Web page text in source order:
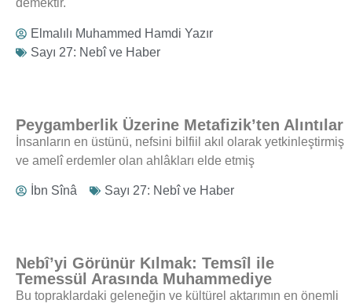
demektir.
Elmalılı Muhammed Hamdi Yazır
Sayı 27: Nebî ve Haber
Peygamberlik Üzerine Metafizik’ten Alıntılar
İnsanların en üstünü, nefsini bilfiil akıl olarak yetkinleştirmiş
ve amelî erdemler olan ahlâkları elde etmiş
İbn Sînâ Sayı 27: Nebî ve Haber
Nebî’yi Görünür Kılmak: Temsîl ile
Temessül Arasında Muhammediye
Bu topraklardaki geleneğin ve kültürel aktarımın en önemli